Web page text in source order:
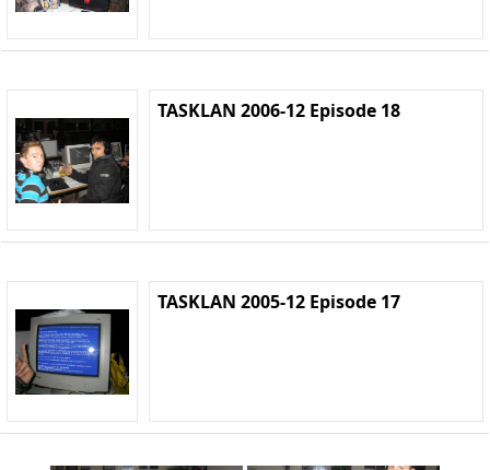
TASKLAN 2006-12 Episode 18
TASKLAN 2005-12 Episode 17